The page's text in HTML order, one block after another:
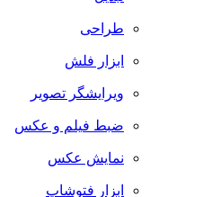
طراحی
ابزار فلش
ویرایشگر تصویر
ضبط فيلم و عكس
نمایش عکس
ابزار فتوشاپ